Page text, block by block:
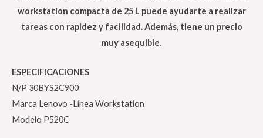
workstation compacta de 25 L puede ayudarte a realizar
tareas con rapidez y facilidad. Además, tiene un precio
muy asequible.
ESPECIFICACIONES
N/P 30BYS2C900
Marca Lenovo -Línea Workstation
Modelo P520C